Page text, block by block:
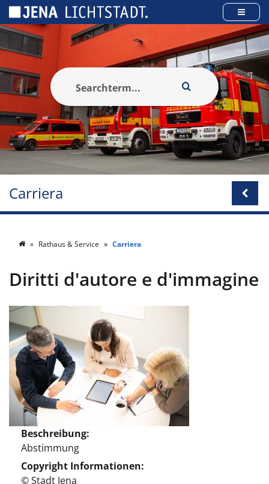
Carriera
Rathaus & Service Carriera
Diritti d'autore e d'immagine
Beschreibung
Abstimmung
Copyright Informationen
© Stadt Jena
Pannello di gestione dei cookies